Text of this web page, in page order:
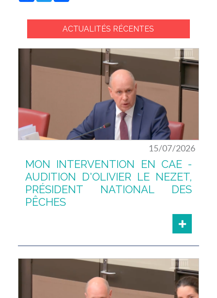
ACTUALITÉS RÉCENTES
15/07/2026
MON INTERVENTION EN CAE -
AUDITION D'OLIVIER LE NEZET,
PRÉSIDENT NATIONAL DES
PÊCHES